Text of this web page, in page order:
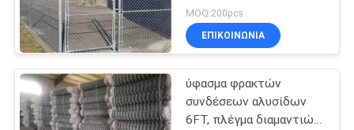
MOQ:200pcs
ΕΠΙΚΟΙΝΩΝΊΑ
ύφασμα φρακτών
συνδέσεων αλυσίδων
6FT, πλέγμα διαμαντιών